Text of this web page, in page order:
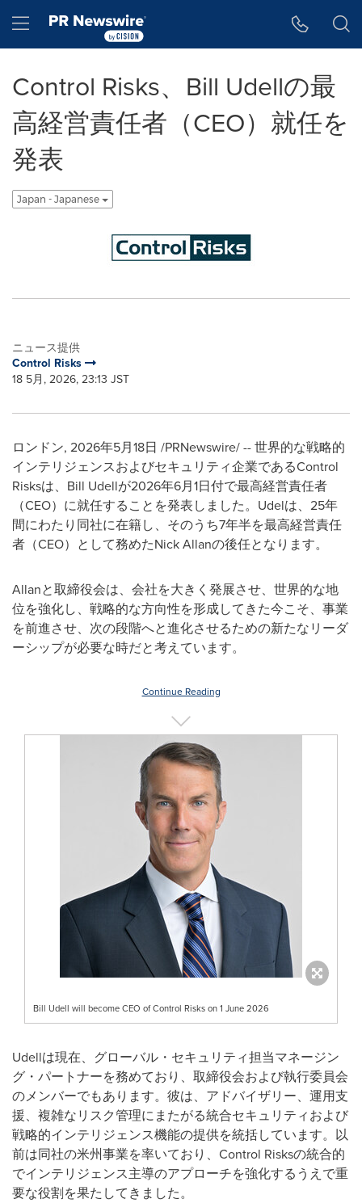
Hamburger menu
Control Risks、Bill Udellの最
高経営責任者（CEO）就任を
発表
Japan - Japanese
ニュース提供
Control Risks
18 5月, 2026, 23:13 JST
ロンドン, 2026年5月18日 /PRNewswire/ -- 世界的な戦略的
インテリジェンスおよびセキュリティ企業であるControl
Risksは、Bill Udellが2026年6月1日付で最高経営責任者
（CEO）に就任することを発表しました。Udelは、25年
間にわたり同社に在籍し、そのうち7年半を最高経営責任
者（CEO）として務めたNick Allanの後任となります。
Allanと取締役会は、会社を大きく発展させ、世界的な地
位を強化し、戦略的な方向性を形成してきた今こそ、事業
を前進させ、次の段階へと進化させるための新たなリーダ
ーシップが必要な時だと考えています。
Continue Reading
Bill Udell will become CEO of Control Risks on 1 June 2026
Udellは現在、グローバル・セキュリティ担当マネージン
グ・パートナーを務めており、取締役会および執行委員会
のメンバーでもあります。彼は、アドバイザリー、運用支
援、複雑なリスク管理にまたがる統合セキュリティおよび
戦略的インテリジェンス機能の提供を統括しています。以
前は同社の米州事業を率いており、Control Risksの統合的
でインテリジェンス主導のアプローチを強化するうえで重
要な役割を果たしてきました。